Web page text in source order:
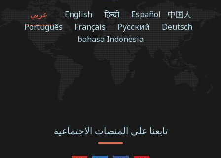
English हिन्दी Español 中国人
عربي
Português
Français Русский
Deutsch
bahasa Indonesia
تابعنا على المنصات الاجتماعية